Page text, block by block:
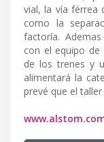
vial, la vía férrea
como la
factoría.
con el equipo
de los trenes y
alimentará la
prevé que el